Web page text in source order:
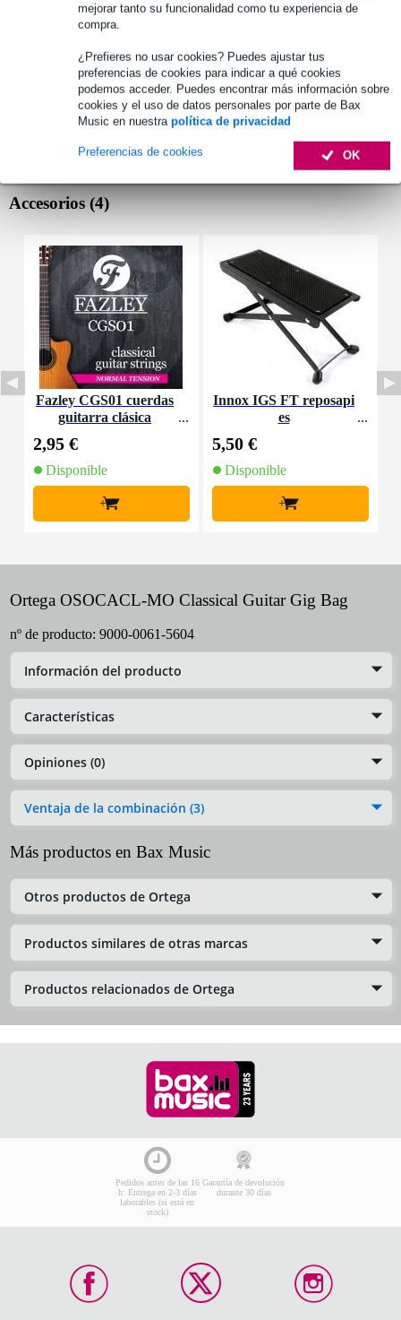
mejorar tanto su funcionalidad como tu experiencia de
compra.
¿Prefieres no usar cookies? Puedes ajustar tus
preferencias de cookies para indicar a qué cookies
podemos acceder. Puedes encontrar más información sobre
cookies y el uso de datos personales por parte de Bax
Music en nuestra política de privacidad
OK
Preferencias de cookies
Accesorios (4)
Fazley CGS01 cuerdas
guitarra clásica
2,95 €
Disponible
+
Innox IGS FT reposapi
es
5,50 €
Disponible
+
Ortega OSOCACL-MO Classical Guitar Gig Bag
nº de producto: 9000-0061-5604
Información del producto
Características
Opiniones (0)
Ventaja de la combinación (3)
Más productos en Bax Music
Otros productos de Ortega
Productos similares de otras marcas
Productos relacionados de Ortega
Pedidos antes de las 16
h: Entrega en 2-3 días
laborables (si está en
stock)
Garantía de devolución
durante 30 días